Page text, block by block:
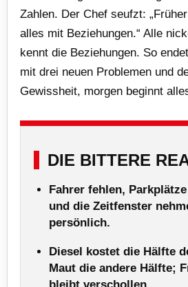
Zahlen. Der Chef seufzt:
alles mit Beziehungen.“ Alle
kennt die Beziehungen. So
mit drei neuen Problemen und
Gewissheit, morgen beginnt
DIE BITTERE
Fahrer fehlen,
und die Zeitfenster
persönlich.
Diesel kostet die Hälfte
Maut die andere Hälfte;
bleibt verschollen.